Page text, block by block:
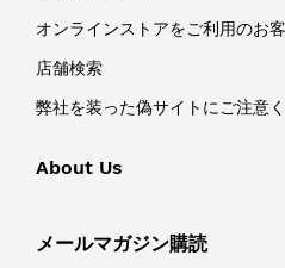
オンラインストアをご利用のお
店舗検索
弊社を装った偽サイトにご注意
About Us
メールマガジン購読